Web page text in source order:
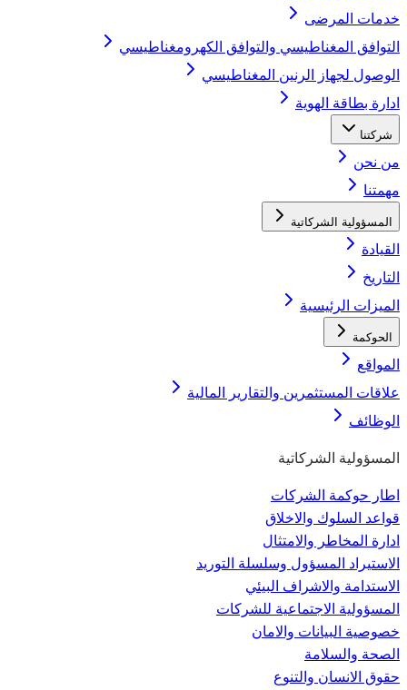
خدمات المرضى
التوافق المغناطيسي والتوافق الكهرومغناطيسي
الوصول لجهاز الرنين المغناطيسي
ادارة بطاقة الهوية
شركتنا
من نحن
مهمتنا
المسؤولية الشركاتية
القيادة
التاريخ
الميزات الرئيسية
الحوكمة
المواقع
علاقات المستثمرين والتقارير المالية
الوظائف
المسؤولية الشركاتية
اطار حوكمة الشركات
قواعد السلوك والاخلاق
ادارة المخاطر والامتثال
الاستيراد المسؤول وسلسلة التوريد
الاستدامة والاشراف البيئي
المسؤولية الاجتماعية للشركات
خصوصية البيانات والامان
الصحة والسلامة
حقوق الانسان والتنوع